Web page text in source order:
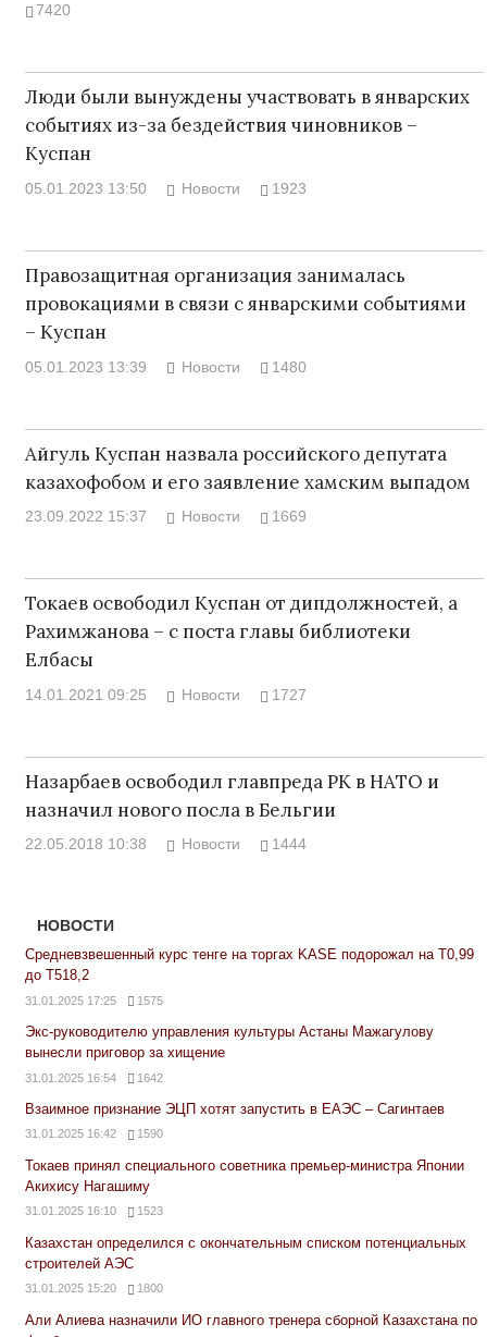
7420
Люди были вынуждены участвовать в январских
событиях из-за бездействия чиновников –
Куспан
05.01.2023 13:50 Новости 1923
Правозащитная организация занималась
провокациями в связи с январскими событиями
– Куспан
05.01.2023 13:39 Новости 1480
Айгуль Куспан назвала российского депутата
казахофобом и его заявление хамским выпадом
23.09.2022 15:37 Новости 1669
Токаев освободил Куспан от дипдолжностей, а
Рахимжанова – с поста главы библиотеки
Елбасы
14.01.2021 09:25 Новости 1727
Назарбаев освободил главпреда РК в НАТО и
назначил нового посла в Бельгии
22.05.2018 10:38 Новости 1444
НОВОСТИ
Средневзвешенный курс тенге на торгах KASE подорожал на Т0,99
до Т518,2
31.01.2025 17:25 1575
Экс-руководителю управления культуры Астаны Мажагулову
вынесли приговор за хищение
31.01.2025 16:54 1642
Взаимное признание ЭЦП хотят запустить в ЕАЭС – Сагинтаев
31.01.2025 16:42 1590
Токаев принял специального советника премьер-министра Японии
Акихису Нагашиму
31.01.2025 16:10 1523
Казахстан определился с окончательным списком потенциальных
строителей АЭС
31.01.2025 15:20 1800
Али Алиева назначили ИО главного тренера сборной Казахстана по